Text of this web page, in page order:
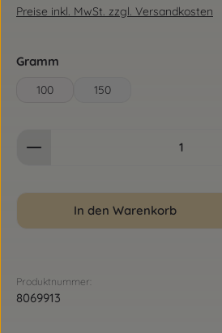
Preise inkl. MwSt. zzgl. Versandkosten
Gramm
100 150
In den Warenkorb
Produktnummer:
8069913